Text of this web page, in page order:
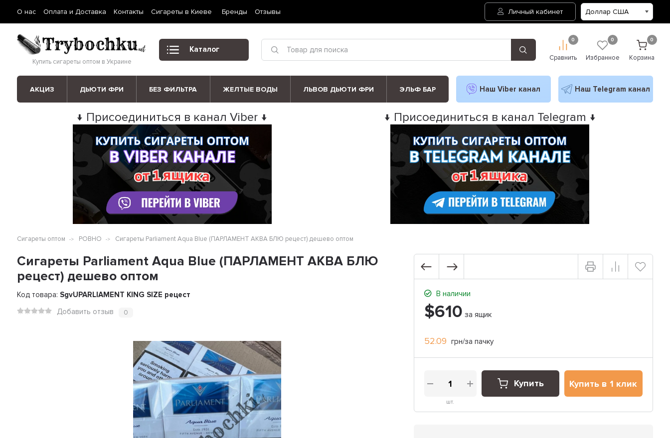
О нас Оплата и Доставка Контакты Сигареты в Киеве Бренды Отзывы Личный кабинет
Купить сигареты оптом в Украине
Каталог
0
Сравнить
0
Избранное
0
Корзина
АКЦИЗ ДЬЮТИ ФРИ БЕЗ ФИЛЬТРА ЖЕЛТЫЕ ВОДЫ ЛЬВОВ ДЬЮТИ ФРИ ЭЛЬФ БАР Наш Viber канал Наш Telegram канал
↓ Присоединиться в канал Viber ↓ ↓ Присоединиться в канал Telegram ↓
Сигареты оптом РОВНО Сигареты Parliament Aqua Blue (ПАРЛАМЕНТ АКВА БЛЮ рецест) дешево оптом
Сигареты Parliament Aqua Blue (ПАРЛАМЕНТ АКВА БЛЮ
рецест) дешево оптом
Код товара:SgvUPARLIAMENT KING SIZE рецест
Добавить отзыв
0
В наличии
$610 за ящик
52.09 грн/за пачку
шт.
Купить Купить в 1 клик